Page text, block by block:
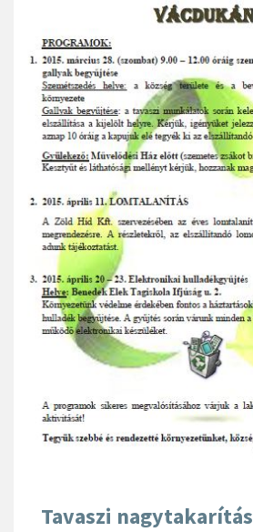
Tavaszi nagytakarítás